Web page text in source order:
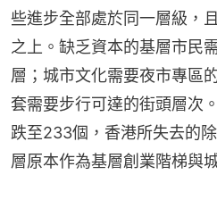
些進步全部處於同一層級，
之上。缺乏資本的基層市民
層；城市文化需要夜市專區
套需要步行可達的街頭層次
跌至233個，香港所失去的
層原本作為基層創業階梯與